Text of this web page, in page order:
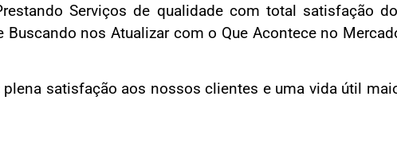
Serviços de qualidade com total satisfação
nos Atualizar com o Que Acontece no
satisfação aos nossos clientes e uma vida útil